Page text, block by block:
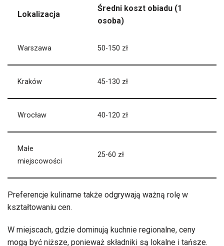
Lokalizacja
Średni koszt obiadu (1
osoba)
Warszawa 50-150 zł
Kraków 45-130 zł
Wrocław 40-120 zł
Małe
miejscowości
25-60 zł
Preferencje kulinarne także odgrywają ważną rolę w
kształtowaniu cen.
W miejscach, gdzie dominują kuchnie regionalne, ceny
mogą być niższe, ponieważ składniki są lokalne i tańsze.